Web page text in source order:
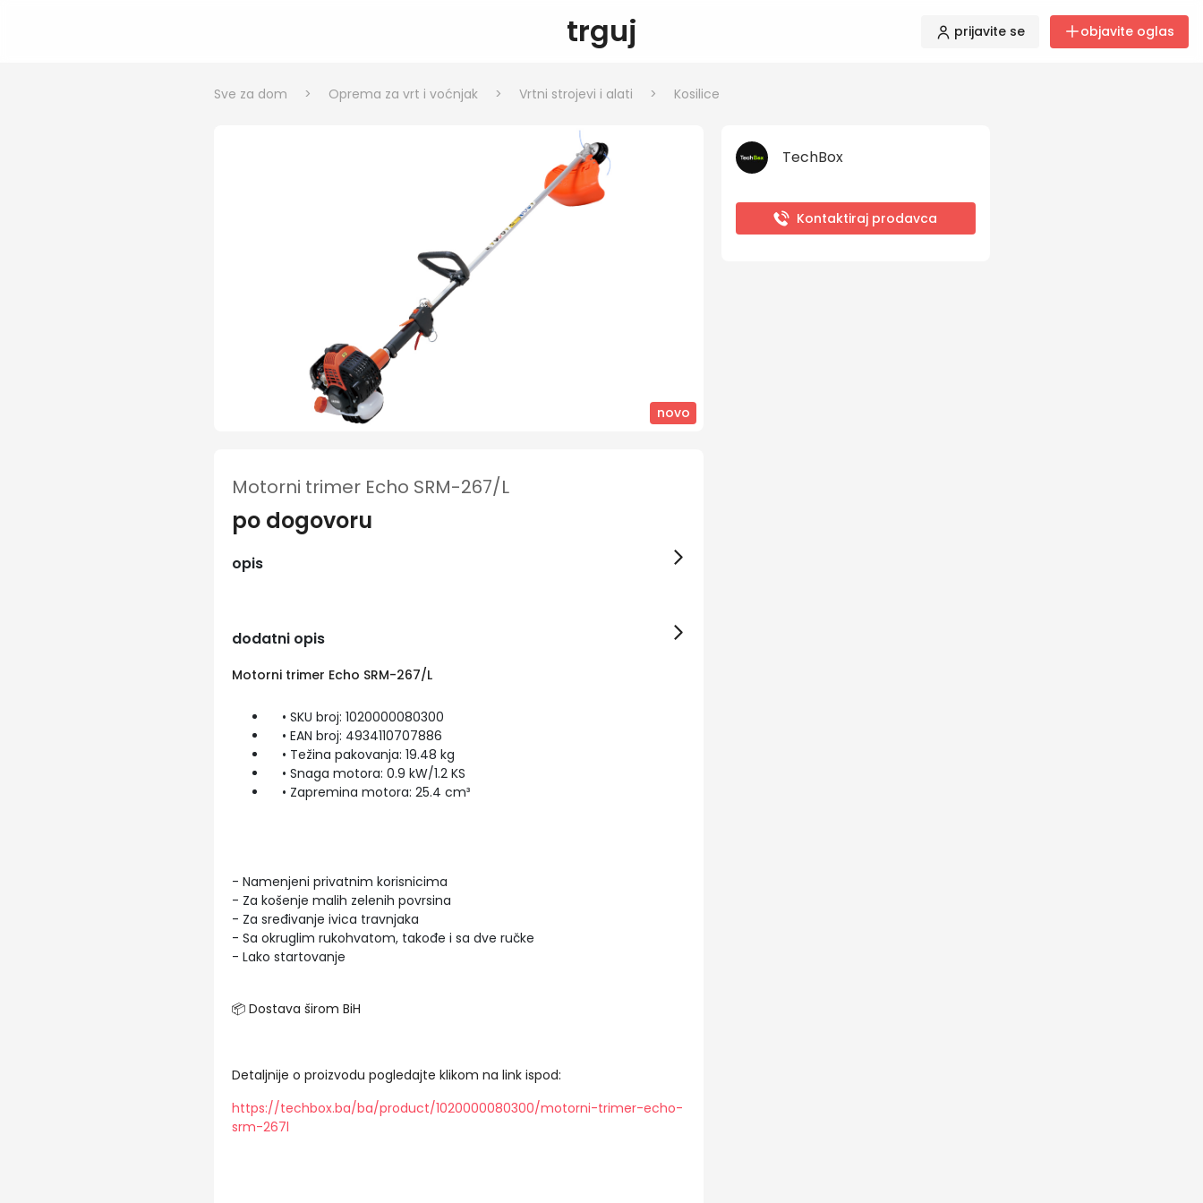
trguj prijavite se objavite oglas
Sve za dom > Oprema za vrt i voćnjak > Vrtni strojevi i alati > Kosilice
novo
Motorni trimer Echo SRM-267/L
po dogovoru
opis
dodatni opis
Motorni trimer Echo SRM-267/L
• SKU broj: 1020000080300
• EAN broj: 4934110707886
• Težina pakovanja: 19.48 kg
• Snaga motora: 0.9 kW/1.2 KS
• Zapremina motora: 25.4 cm³
- Namenjeni privatnim korisnicima
- Za košenje malih zelenih povrsina
- Za sređivanje ivica travnjaka
- Sa okruglim rukohvatom, takođe i sa dve ručke
- Lako startovanje
📦 Dostava širom BiH
Detaljnije o proizvodu pogledajte klikom na link ispod:
https://techbox.ba/ba/product/1020000080300/motorni-trimer-echo-
srm-267l
TechBox
Kontaktiraj prodavca